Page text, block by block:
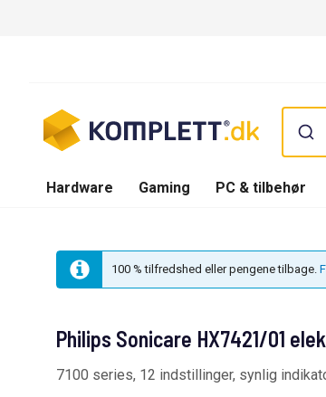
Hardware Gaming PC & tilbehør
100 % tilfredshed eller pengene tilbage.
Philips Sonicare HX7421/01
7100 series, 12 indstillinger, synlig